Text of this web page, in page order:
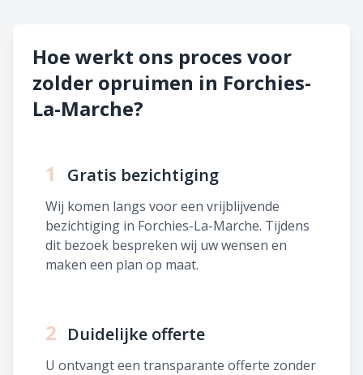
Hoe werkt ons proces voor
zolder opruimen in Forchies-
La-Marche?
1 Gratis bezichtiging
Wij komen langs voor een vrijblijvende
bezichtiging in Forchies-La-Marche. Tijdens
dit bezoek bespreken wij uw wensen en
maken een plan op maat.
2 Duidelijke offerte
U ontvangt een transparante offerte zonder